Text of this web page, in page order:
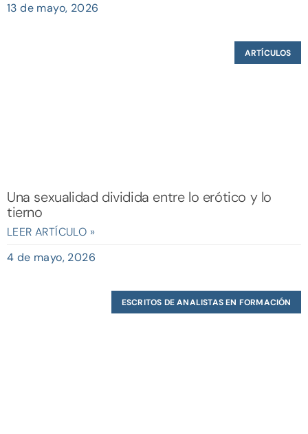
13 de mayo, 2026
ARTÍCULOS
Una sexualidad dividida entre lo erótico y lo
tierno
LEER ARTÍCULO »
4 de mayo, 2026
ESCRITOS DE ANALISTAS EN FORMACIÓN